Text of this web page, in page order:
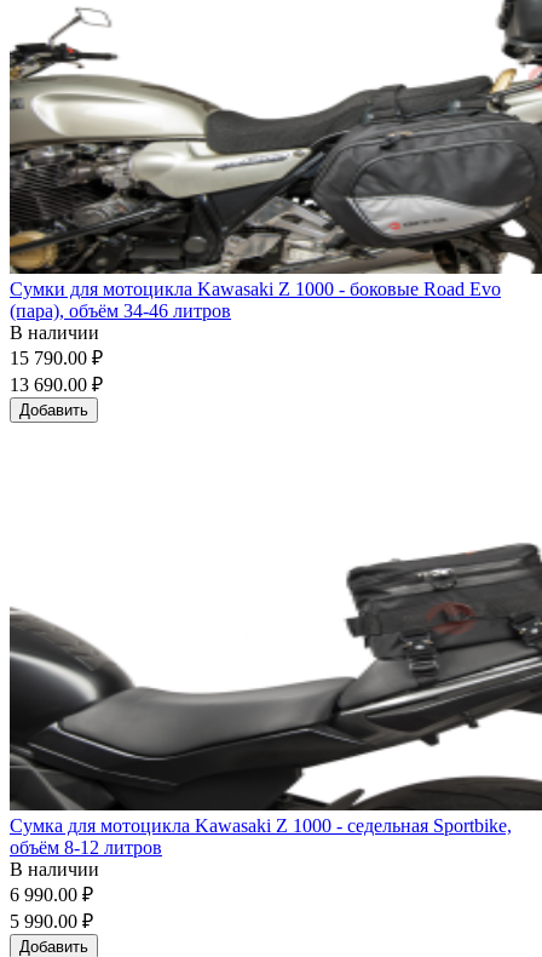
Сумки для мотоцикла Kawasaki Z 1000 - боковые Road Evo
(пара), объём 34-46 литров
В наличии
15 790.00 ₽
13 690.00 ₽
Добавить
Сумка для мотоцикла Kawasaki Z 1000 - седельная Sportbike,
объём 8-12 литров
В наличии
6 990.00 ₽
5 990.00 ₽
Добавить